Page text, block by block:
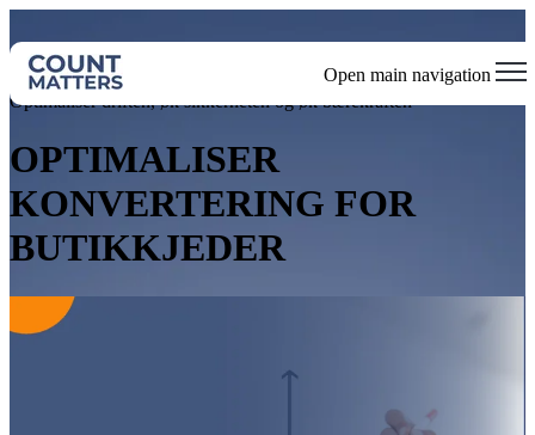
Open main navigation
Optimaliser driften, øk sikkerheten og øk bærekraften
OPTIMALISER
KONVERTERING FOR
BUTIKKJEDER